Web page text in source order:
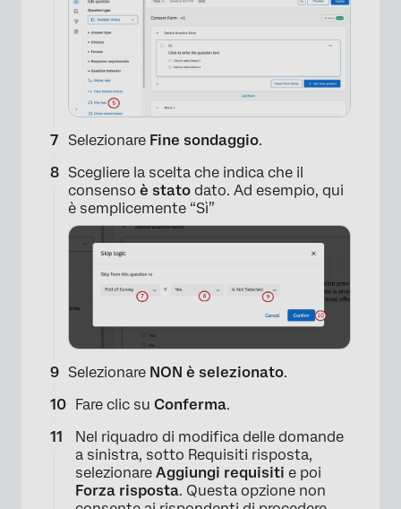
Selezionare Fine sondaggio.
Scegliere la scelta che indica che il
consenso è stato dato. Ad esempio, qui
è semplicemente “Sì”
Selezionare NON è selezionato.
Fare clic su Conferma.
Nel riquadro di modifica delle domande
a sinistra, sotto Requisiti risposta,
selezionare Aggiungi requisiti e poi
Forza risposta. Questa opzione non